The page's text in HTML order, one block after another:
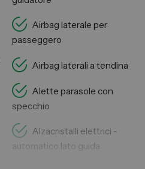
Airbag laterale per
passeggero
Airbag laterali a tendina
Alette parasole con
specchio
Alzacristalli elettrici -
automatico lato guida